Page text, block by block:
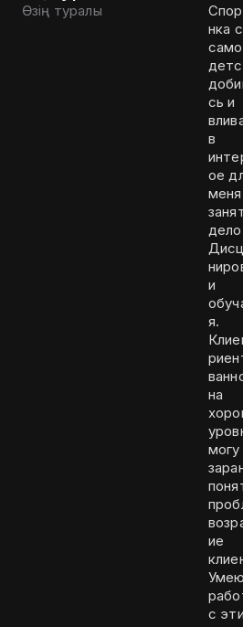
Өзің туралы
нка с
сь и
в
ое
меня
и
я.
на
могу
ие
Умею
с